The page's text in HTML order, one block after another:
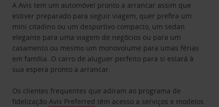
A Avis tem um automóvel pronto a arrancar assim que
estiver preparado para seguir viagem, quer prefira um
mini citadino ou um desportivo compacto, um sedan
elegante para uma viagem de negócios ou para um
casamento ou mesmo um monovolume para umas férias
em família. O carro de aluguer perfeito para si estará à
sua espera pronto a arrancar.
Os clientes frequentes que adiram ao programa de
fidelizaçãoAvis Preferred têm acesso a serviços e modelos